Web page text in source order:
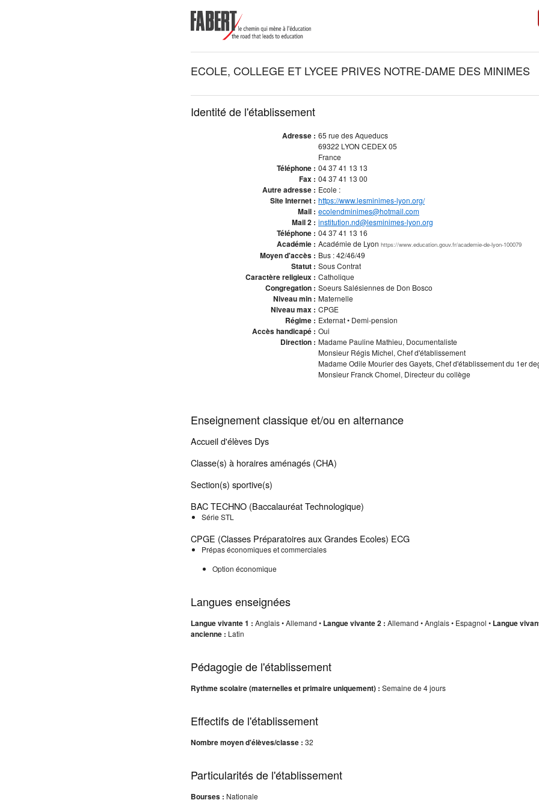
ECOLE, COLLEGE ET LYCEE PRIVES NOTRE-DAME DES MINIMES
Identité de l'établissement
Adresse : 65 rue des Aqueducs
69322 LYON CEDEX 05
France
Téléphone : 04 37 41 13 13
Fax : 04 37 41 13 00
Autre adresse : Ecole :
Site Internet : https://www.lesminimes-lyon.org/
Mail : ecolendminimes@hotmail.com
Mail 2 : institution.nd@lesminimes-lyon.org
Téléphone : 04 37 41 13 16
Académie : Académie de Lyon https://www.education.gouv.fr/academie-de-lyon-100079
Moyen d'accès : Bus : 42/46/49
Statut : Sous Contrat
Caractère religieux : Catholique
Congregation : Soeurs Salésiennes de Don Bosco
Niveau min : Maternelle
Niveau max : CPGE
Régime : Externat • Demi-pension
Accès handicapé : Oui
Direction : Madame Pauline Mathieu, Documentaliste
Monsieur Régis Michel, Chef d'établissement
Madame Odile Mourier des Gayets, Chef d'établissement du 1er
Monsieur Franck Chomel, Directeur du collège
Enseignement classique et/ou en alternance
Accueil d'élèves Dys
Classe(s) à horaires aménagés (CHA)
Section(s) sportive(s)
BAC TECHNO (Baccalauréat Technologique)
Série STL
CPGE (Classes Préparatoires aux Grandes Ecoles) ECG
Prépas économiques et commerciales
Option économique
Langues enseignées
Langue vivante 1 : Anglais • Allemand • Langue vivante 2 : Allemand • Anglais • Espagnol • Langue
ancienne : Latin
Pédagogie de l'établissement
Rythme scolaire (maternelles et primaire uniquement) : Semaine de 4 jours
Effectifs de l'établissement
Nombre moyen d'élèves/classe : 32
Particularités de l'établissement
Bourses : Nationale